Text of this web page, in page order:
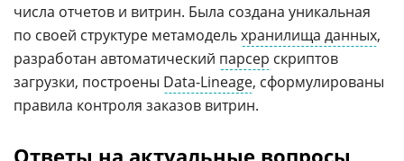
числа отчетов и витрин. Была создана уникальная
по своей структуре метамодельхранилища данных,
разработан автоматический парсер скриптов
загрузки, построены Data-Lineage, сформулированы
правила контроля заказов витрин.
Ответы на актуальные вопросы